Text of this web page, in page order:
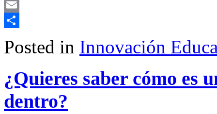
Mastodon
Email
Posted in Innovación
¿Quieres saber cómo es
dentro?